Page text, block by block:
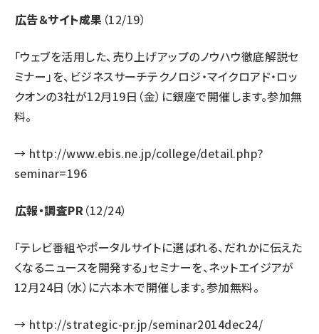
広告＆サイト成果 （12/19）
「ウェブを活用した、売り上げアップのノウハウ徹底解説セ
ミナー」を、ビジネスサーチテクノロジ・マイクロアド・ロッ
クオンの3社が12月19日（金）に銀座で開催します。参加無
料。
→ http://www.ebis.ne.jp/college/detail.php?
seminar=196
広報・調査PR（12/24）
「テレビ番組やポータルサイトに選ばれる、だれかに伝えた
くなるニュースを開発する」セミナーを、ネットエイジアが
12月24日（水）に六本木で開催します。参加無料。
→ http://strategic-pr.jp/seminar2014dec24/